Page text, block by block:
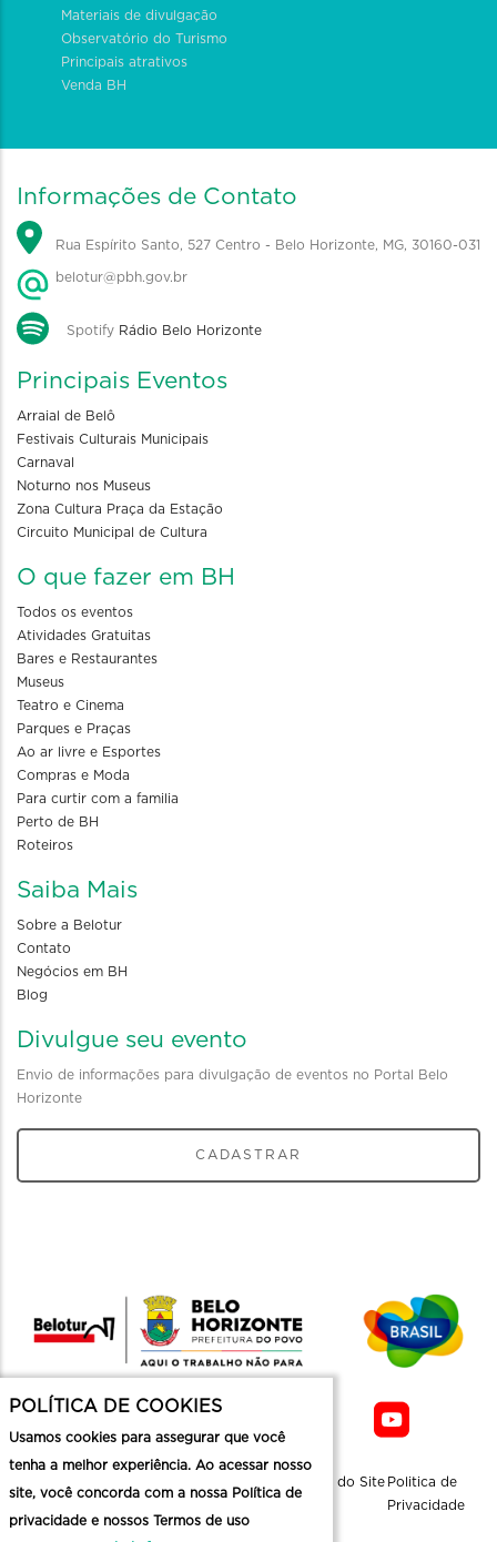
Materiais de divulgação
Observatório do Turismo
Principais atrativos
Venda BH
Informações de Contato
Rua Espírito Santo, 527 Centro - Belo Horizonte, MG, 30160-031
belotur@pbh.gov.br
Spotify Rádio Belo Horizonte
Principais Eventos
Arraial de Belô
Festivais Culturais Municipais
Carnaval
Noturno nos Museus
Zona Cultura Praça da Estação
Circuito Municipal de Cultura
O que fazer em BH
Todos os eventos
Atividades Gratuitas
Bares e Restaurantes
Museus
Teatro e Cinema
Parques e Praças
Ao ar livre e Esportes
Compras e Moda
Para curtir com a familia
Perto de BH
Roteiros
Saiba Mais
Sobre a Belotur
Contato
Negócios em BH
Blog
Divulgue seu evento
Envio de informações para divulgação de eventos no Portal Belo
Horizonte
CADASTRAR
Mapa do Site Politica de
Privacidade
POLÍTICA DE COOKIES
Usamos cookies para assegurar que você
tenha a melhor experiência. Ao acessar nosso
site, você concorda com a nossa Política de
privacidade e nossos Termos de uso